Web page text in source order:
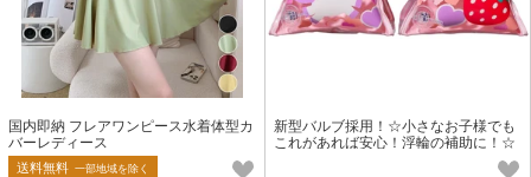
国内即納 フレアワンピース水着体型カ
バーレディース
送料無料 一部地域を除く
新型バルブ採用！☆小さなお子様でも
これがあれば安心！浮輪の補助に！☆
アームリング（ラビットフレンズ）